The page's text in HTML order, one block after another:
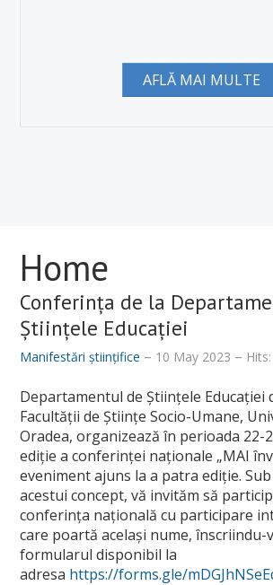
AFLĂ MAI MULTE
Home
Conferința de la
Științele Educației
Manifestări științifice 10 May 2023
Departamentul de Științele Educației
Facultății de Științe Socio-Umane,
Oradea, organizează în perioada 22-
ediție a conferinței naționale „MAI
eveniment ajuns la a patra ediție.
acestui concept, vă invităm să
conferința națională cu participare
care poartă același nume, înscriindu-
formularul disponibil la
adresa https://forms.gle/